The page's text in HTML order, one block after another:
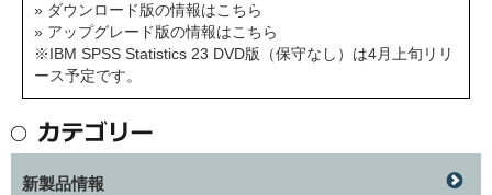
» ダウンロード版の情報はこちら
» アップグレード版の情報はこちら
※IBM SPSS Statistics 23 DVD版（保守なし）は4月上旬リリ
ース予定です。
新製品情報